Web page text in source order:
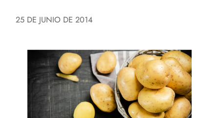
25 DE JUNIO DE 2014